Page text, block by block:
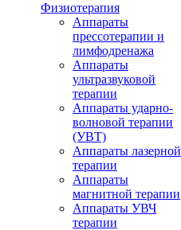
Физиотерапия
Аппараты
прессотерапии и
лимфодренажа
Аппараты
ультразвуковой
терапии
Аппараты ударно-
волновой терапии
(УВТ)
Аппараты лазерной
терапии
Аппараты
магнитной терапии
Аппараты УВЧ
терапии